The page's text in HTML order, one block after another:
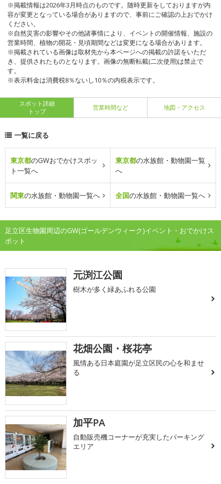
※掲載情報は2026年3月時点のものです。随時更新をしておりますが内
容が変更となっている場合がありますので、事前にご確認の上おでかけ
ください。
※自然災害の影響やその他諸事情により、イベントの開催情報、施設の
営業時間、植物の開花・見頃期間などは変更になる場合があります。
※掲載されている画像は取材先から本ページへの掲載の許諾をいただ
き、提供されたものとなります。画像の無断転載(二次使用)は禁止で
す。
※表示料金は消費税8％ないし10％の内税表示です。
スポット詳細
トップ
営業時間など 地図・アクセス
一覧に戻る
東京都のGWおでかけスポッ
ト一覧へ
東京都の水族館・動物園一覧
へ
関東の水族館・動物園一覧へ 全国の水族館・動物園一覧へ
足立区生物園周辺のGW(ゴールデンウィーク)イベント・おでかけス
ポット
元渕江公園
樹木が多く緑あふれる公園
花畑公園・桜花亭
風情ある日本庭園が足立区民の心を和ませ
る
加平PA
自動販売機コーナーが充実したパーキング
エリア